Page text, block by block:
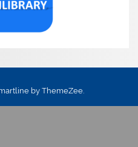
by ThemeZee.